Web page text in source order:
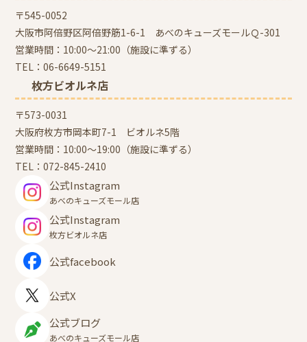
〒545-0052
大阪市阿倍野区阿倍野筋1-6-1 あべのキューズモールＱ-301
営業時間：10:00～21:00（施設に準ずる）
TEL：06-6649-5151
枚方ビオルネ店
〒573-0031
大阪府枚方市岡本町7-1 ビオルネ5階
営業時間：10:00～19:00（施設に準ずる）
TEL：072-845-2410
公式Instagram
あべのキューズモール店
公式Instagram
枚方ビオルネ店
公式facebook
公式X
公式ブログ
あべのキューズモール店